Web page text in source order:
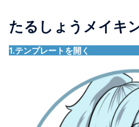
たるしょうメイキ
1.テンプレートを開く